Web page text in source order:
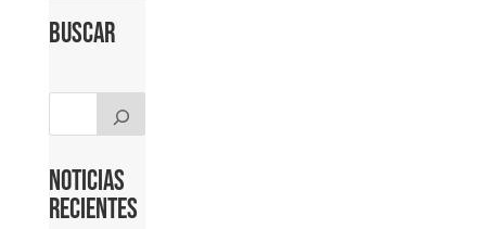
Buscar
Noticias
Recientes